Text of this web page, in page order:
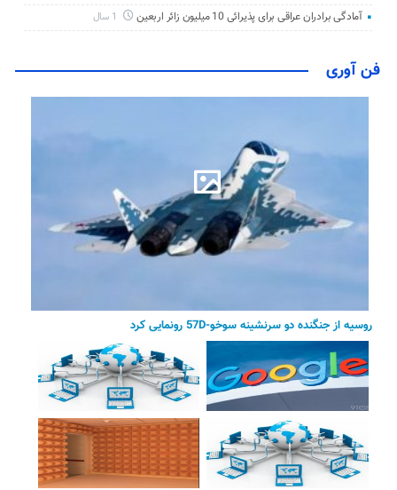
آمادگی برادران عراقی برای پذیرائی 10 میلیون زائر اربعین
فن آوری
روسیه از جنگنده دو سرنشینه سوخو-57D رونمایی کرد